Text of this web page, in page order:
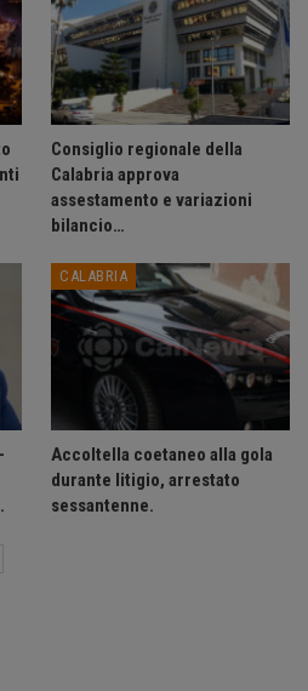
Consiglio regionale della
Calabria approva
assestamento e variazioni
bilancio…
CALABRIA
Accoltella coetaneo alla gola
durante litigio, arrestato
sessantenne.